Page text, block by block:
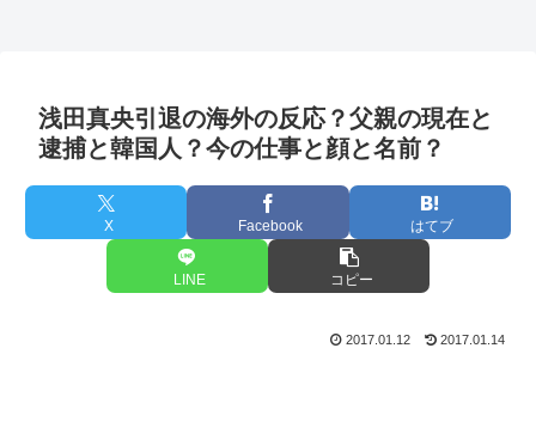
浅田真央引退の海外の反応？父親の現在と
逮捕と韓国人？今の仕事と顔と名前？
X Facebook はてブ
LINE コピー
2017.01.12 2017.01.14